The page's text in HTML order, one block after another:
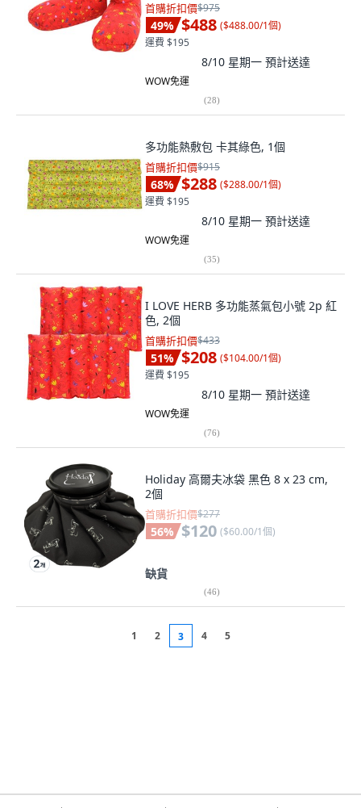
首購折扣價$975
49% $488 ($488.00/1個)
運費 $195
8/10 星期一 預計送達
WOW免運
(28)
多功能熱敷包 卡其綠色, 1個
首購折扣價$915
68% $288 ($288.00/1個)
運費 $195
8/10 星期一 預計送達
WOW免運
(35)
I LOVE HERB 多功能蒸氣包小號 2p 紅
色, 2個
首購折扣價$433
51% $208 ($104.00/1個)
運費 $195
8/10 星期一 預計送達
WOW免運
(76)
Holiday 高爾夫冰袋 黑色 8 x 23 cm,
2個
首購折扣價$277
56% $120 ($60.00/1個)
缺貨
(46)
1 2 3 4 5